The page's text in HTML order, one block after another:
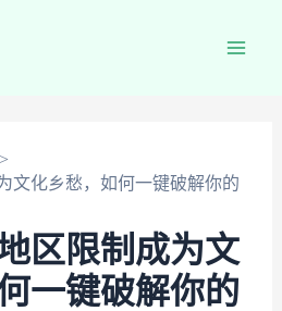
文化乡愁，如何一键破解你的
区限制成为文
一键破解你的